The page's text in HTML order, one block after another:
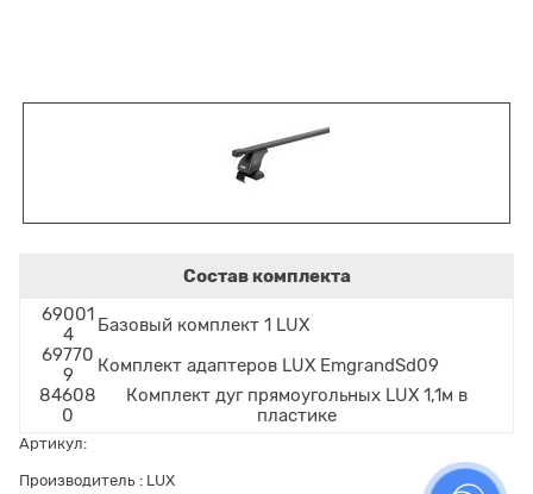
Состав комплекта
69001
4
Базовый комплект 1 LUX
69770
9
Комплект адаптеров LUX EmgrandSd09
84608
0
Комплект дуг прямоугольных LUX 1,1м в
пластике
Артикул:
Производитель : LUX